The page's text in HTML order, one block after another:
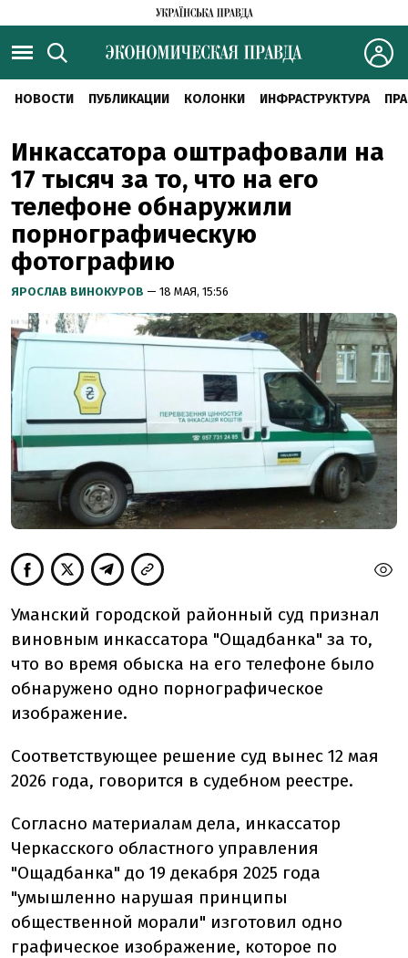
НОВОСТИ ПУБЛИКАЦИИ КОЛОНКИ ИНФРАСТРУКТУРА
Инкассатора оштрафовали на
17 тысяч за то, что на его
телефоне обнаружили
порнографическую
фотографию
ЯРОСЛАВ ВИНОКУРОВ — 18 МАЯ, 15:56
Уманский городской районный суд признал
виновным инкассатора "Ощадбанка" за то,
что во время обыска на его телефоне было
обнаружено одно порнографическое
изображение.
Соответствующее решение суд вынес 12 мая
2026 года, говорится в судебном реестре.
Согласно материалам дела, инкассатор
Черкасского областного управления
"Ощадбанка" до 19 декабря 2025 года
"умышленно нарушая принципы
общественной морали" изготовил одно
графическое изображение, которое по